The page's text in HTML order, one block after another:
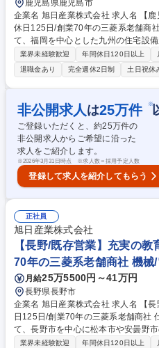
鹿児島県鹿児島市
企業名 旭日産業株式会社 求人名 【鹿児島/既存営業】充実の教育体制/年間
休日125日/創業70年の三菱系老舗商社 仕事の内容 技術専門商社の当
て、福岡を中心とした九州の住宅設
菱電機製の空調機や換気扇等の住宅
お任せします。 【詳細】定期訪問を通じ顧客ニーズを把握、見積の提示か
ら受注、納品サポート、製品トラブ
で担当。外回りを中心に、実際の現
商品提案や設置方法などを協議、ア
す。【入社後の流れ】1か月程度は研
の後は現場にて先輩について顧客理
ちを目指します。 募集職種 【鹿児島/既存営業】充実の教育体制/年間休日
125日/創業70年の三菱系老舗商社
業界未経験歓迎 年間休日120日以上
退職金あり
完全週休2日制 土日祝休
非公開求人 は25万件 ※
ご登録いただくと、約25万件の
非公開求人からご希望に沿った
求人をご紹介します。
※2026年3月31日時点 ※求人数＝採用予定人数
登録して求人を紹介してもらう
正社員
旭日産業株式会社
【長野/既存営業】充実の
70年の三菱系老舗商社 機械
月給25万5500円～41万円
長野県長野市
企業名 旭日産業株式会社 求人名 【長野/既存営業】充実の教育体制/年間休
日125日/創業70年の三菱系老舗商社 仕事の内容 技術専門商社の当社に
て、長野市を中心に松本市や安曇野
客向けに三菱電機製の空調機や換気
業界未経験歓迎 年間休日120日以上